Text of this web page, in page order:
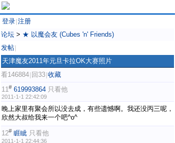
登录 注册
论坛 > ★ 以魔会友 (Cubes 'n' Friends)
发帖
天津魔友2011年元旦卡拉OK大赛照片
看146884 回33 收藏
11# 619993864 只看他
2011-1-1 22:42:09
晚上家里有聚会所以没去成，有些遗憾啊。我还没丙三呢，
欣然大叔给我来一个吧^o^
12# 睚眦 只看他
2011-1-1 22:44:36